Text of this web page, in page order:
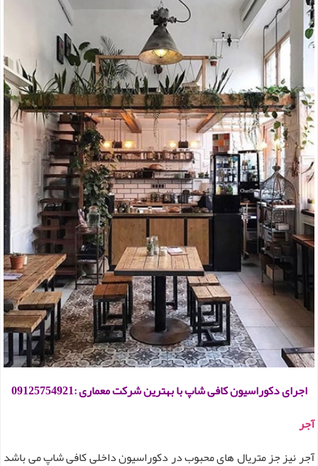
اجرای دکوراسیون کافی شاپ با بهترین شرکت معماری :09125754921
آجر
آجر نیز جز متریال های محبوب در دکوراسیون داخلی کافی شاپ می باشد